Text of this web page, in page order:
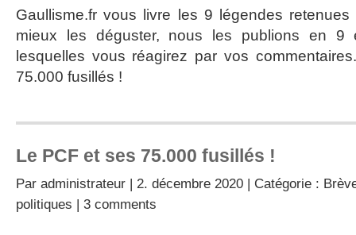
Gaullisme.fr vous livre les 9 légendes
mieux les déguster, nous les publions en 9
lesquelles vous réagirez par vos
75.000 fusillés !
Le PCF et ses 75.000 fusillés !
Par administrateur | 2. décembre 2020 | Catégorie :
politiques | 3 comments